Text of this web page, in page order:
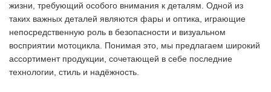
жизни, требующий особого внимания к деталям. Одной из
таких важных деталей являются фары и оптика, играющие
непосредственную роль в безопасности и визуальном
восприятии мотоцикла. Понимая это, мы предлагаем широкий
ассортимент продукции, сочетающей в себе последние
технологии, стиль и надёжность.